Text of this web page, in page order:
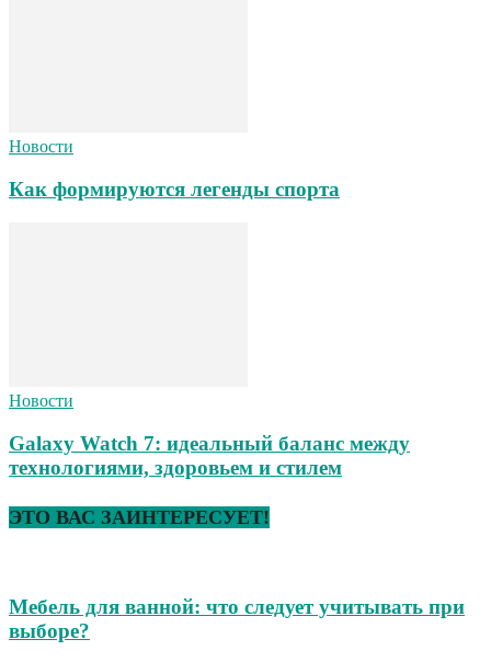
Новости
Как формируются легенды спорта
Новости
Galaxy Watch 7: идеальный баланс между
технологиями, здоровьем и стилем
ЭТО ВАС ЗАИНТЕРЕСУЕТ!
Мебель для ванной: что следует учитывать при
выборе?